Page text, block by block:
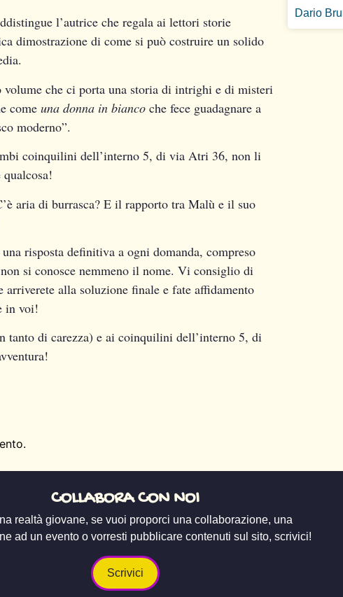
l’autrice che regala ai lettori storie
dimostrazione di come si può costruire un solido
volume che ci porta una storia di intrighi e di misteri
come una donna in bianco che fece guadagnare a
moderno”.
coinquilini dell’interno 5, di via Atri 36, non li
aria di burrasca? E il rapporto tra Malù e il suo
risposta definitiva a ogni domanda, compreso
si conosce nemmeno il nome. Vi consiglio di
alla soluzione finale e fate affidamento
in voi!
tanto di carezza) e ai coinquilini dell’interno 5, di
Dario
COLLABORA CON NOI
realtà giovane, se vuoi proporci una collaborazione, una
ad un evento o vorresti pubblicare contenuti sul sito, scrivici!
Scrivici